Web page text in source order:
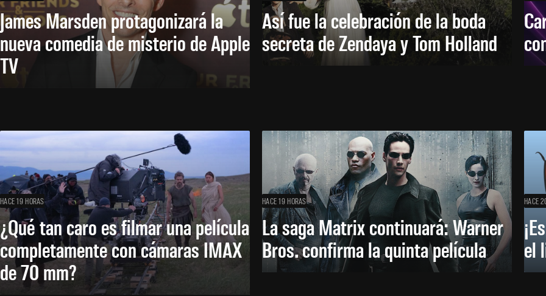
James Marsden protagonizará la
nueva comedia de misterio de Apple
TV
Así fue la celebración de la boda
secreta de Zendaya y Tom Holland
HACE 19 HORAS
¿Qué tan caro es filmar una película
completamente con cámaras IMAX
de 70 mm?
HACE 19 HORAS
La saga Matrix continuará: Warner
Bros. confirma la quinta película
HACE
el